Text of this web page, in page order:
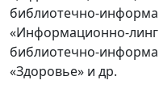
библиотечно-
«Информационно-
библиотечно-
«Здоровье» и др.